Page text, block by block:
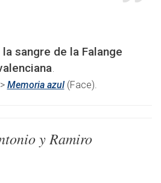
sangre de la Falange
.
Memoria azul(Face).
y Ramiro